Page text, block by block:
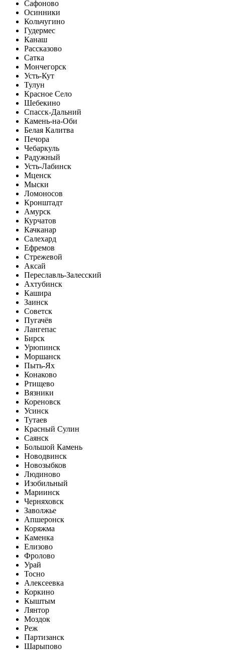
Сафоново
Осинники
Кольчугино
Гудермес
Канаш
Рассказово
Сатка
Мончегорск
Усть-Кут
Тулун
Красное Село
Шебекино
Спасск-Дальний
Камень-на-Оби
Белая Калитва
Печора
Чебаркуль
Радужный
Усть-Лабинск
Мценск
Мыски
Ломоносов
Кронштадт
Амурск
Курчатов
Качканар
Салехард
Ефремов
Стрежевой
Аксай
Переславль-Залесский
Ахтубинск
Кашира
Заинск
Советск
Пугачёв
Лангепас
Бирск
Урюпинск
Моршанск
Пыть-Ях
Конаково
Ртищево
Вязники
Кореновск
Усинск
Тутаев
Красный Сулин
Саянск
Большой Камень
Новодвинск
Новозыбков
Людиново
Изобильный
Мариинск
Черняховск
Заволжье
Апшеронск
Коряжма
Каменка
Елизово
Фролово
Урай
Тосно
Алексеевка
Коркино
Кыштым
Лянтор
Моздок
Реж
Партизанск
Шарыпово